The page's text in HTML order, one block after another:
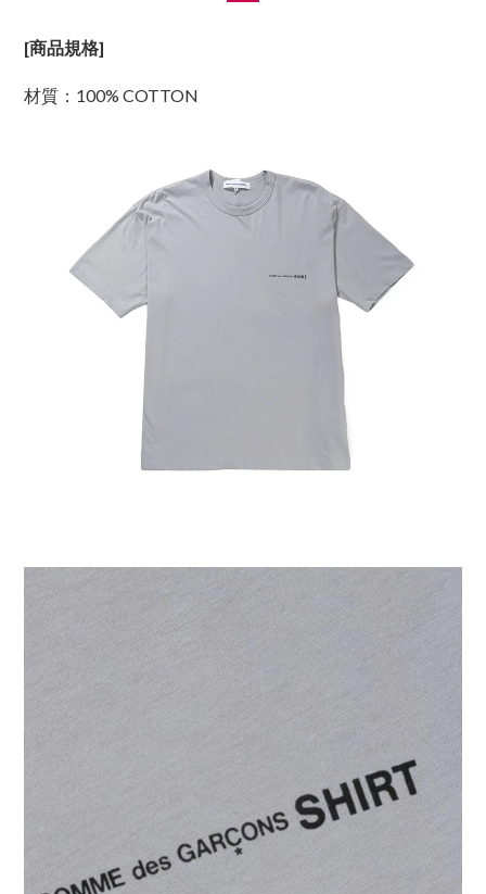
[商品規格]
材質：100% COTTON